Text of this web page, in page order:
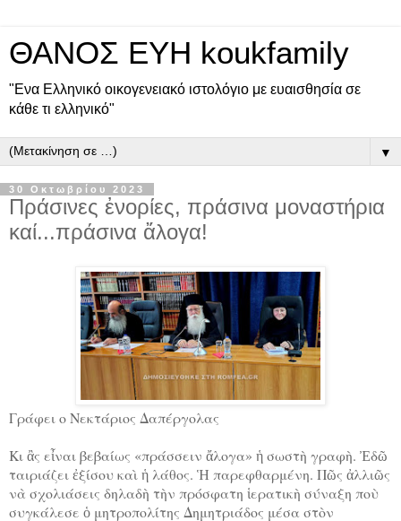
ΘΑΝΟΣ ΕΥΗ koukfamily
"Ενα Ελληνικό οικογενειακό ιστολόγιο με ευαισθησία σε
κάθε τι ελληνικό"
▼
30 Οκτωβρίου 2023
Πράσινες ἐνορίες, πράσινα μοναστήρια
καί...πράσινα ἄλογα!
Γράφει ο Νεκτάριος Δαπέργολας
Κι ἂς εἶναι βεβαίως «πράσσειν ἄλογα» ἡ σωστὴ γραφὴ. Ἐδῶ
ταιριάζει ἐξίσου καὶ ἡ λάθος. Ἡ παρεφθαρμένη. Πῶς ἀλλιῶς
νὰ σχολιάσεις δηλαδὴ τὴν πρόσφατη ἱερατικὴ σύναξη ποὺ
συγκάλεσε ὁ μητροπολίτης Δημητριάδος μέσα στὸν